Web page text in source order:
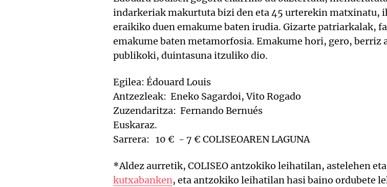
indarkeriak makurtuta bizi den eta 45 urterekin matxinatu,
eraikiko duen emakume baten irudia. Gizarte patriarkalak,
emakume baten metamorfosia. Emakume hori, gero, berriz
publikoki, duintasuna itzuliko dio.
Egilea: Édouard Louis
Antzezleak: Eneko Sagardoi, Vito Rogado
Zuzendaritza: Fernando Bernués
Euskaraz.
Sarrera: 10 € - 7 € COLISEOAREN
*Aldez aurretik, COLISEO antzokiko leihatilan, astelehen
kutxabanken, eta antzokiko leihatilan hasi baino ordubete